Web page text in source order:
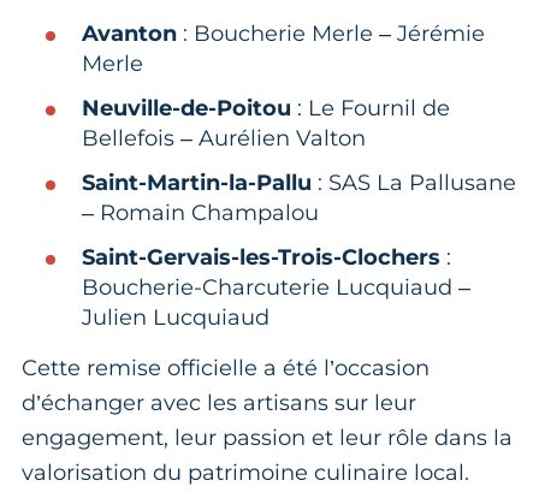
Avanton : Boucherie Merle – Jérémie
Merle
Neuville-de-Poitou : Le Fournil de
Bellefois – Aurélien Valton
Saint-Martin-la-Pallu : SAS La Pallusane
– Romain Champalou
Saint-Gervais-les-Trois-Clochers :
Boucherie-Charcuterie Lucquiaud –
Julien Lucquiaud
Cette remise officielle a été l’occasion
d’échanger avec les artisans sur leur
engagement, leur passion et leur rôle dans la
valorisation du patrimoine culinaire local.